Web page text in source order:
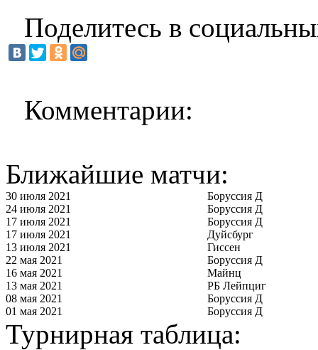
Поделитесь в
Комментарии:
Ближайшие матчи:
30 июля 2021
Боруссия Д
24 июля 2021
Боруссия Д
17 июля 2021
Боруссия Д
17 июля 2021
Дуйсбург
13 июля 2021
Гиссен
22 мая 2021
Боруссия Д
16 мая 2021
Майнц
13 мая 2021
РБ Лейпциг
08 мая 2021
Боруссия Д
01 мая 2021
Боруссия Д
Турнирная таблица: